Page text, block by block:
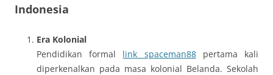
Indonesia
Era Kolonial
Pendidikan formal link spaceman88pertama kali
diperkenalkan pada masa kolonial Belanda. Sekolah